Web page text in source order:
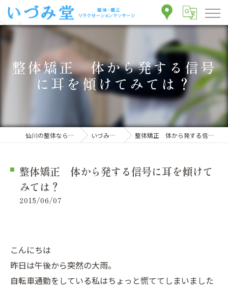
整体矯正 体から発する信号
に耳を傾けてみては？
仙川の整体ならいづみ堂整体院 いづみ堂のブログ 整体矯正 体から発する信号に耳を傾けてみては？
整体矯正 体から発する信号に耳を傾けて
みては？
2015/06/07
こんにちは
昨日は午後から突然の大雨。
自転車通勤をしている私はちょっと慌ててしまいました